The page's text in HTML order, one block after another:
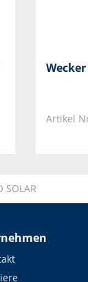
Wecker
Artikel